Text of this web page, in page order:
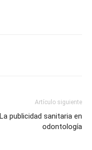
Artículo siguiente
La publicidad sanitaria en
odontología